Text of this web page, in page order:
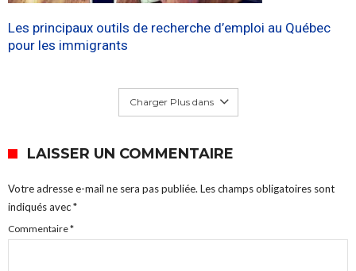
Les principaux outils de recherche d’emploi au Québec
pour les immigrants
Charger Plus dans
LAISSER UN COMMENTAIRE
Votre adresse e-mail ne sera pas publiée. Les champs obligatoires sont
indiqués avec*
Commentaire*